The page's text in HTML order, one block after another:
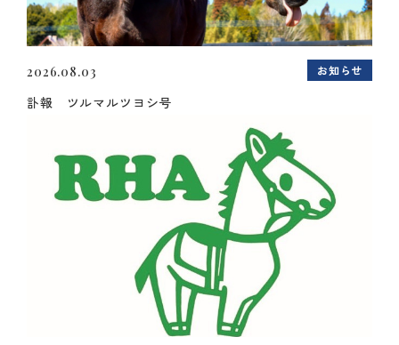
2026.08.03 お知らせ
訃報 ツルマルツヨシ号